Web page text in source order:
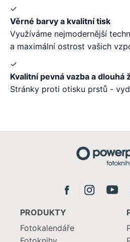
✓
Věrné barvy a kvalitní tisk
Využíváme nejmodernější
a maximální ostrost vašich
✓
Kvalitní pevná vazba a dlouhá
Stránky proti otisku prstů -
PRODUKTY
Fotokalendáře